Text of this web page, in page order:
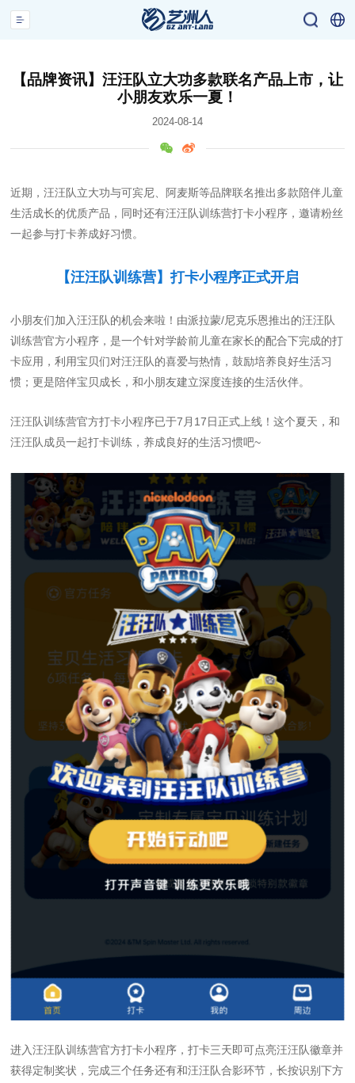
【品牌资讯】汪汪队立大功多款联名产品上市，让
小朋友欢乐一夏！
2024-08-14
近期，汪汪队立大功与可宾尼、阿麦斯等品牌联名推出多款陪伴儿童
生活成长的优质产品，同时还有汪汪队训练营打卡小程序，邀请粉丝
一起参与打卡养成好习惯。
【汪汪队训练营】打卡小程序正式开启
小朋友们加入汪汪队的机会来啦！由派拉蒙/尼克乐恩推出的汪汪队
训练营官方小程序，是一个针对学龄前儿童在家长的配合下完成的打
卡应用，利用宝贝们对汪汪队的喜爱与热情，鼓励培养良好生活习
惯；更是陪伴宝贝成长，和小朋友建立深度连接的生活伙伴。
汪汪队训练营官方打卡小程序已于7月17日正式上线！这个夏天，和
汪汪队成员一起打卡训练，养成良好的生活习惯吧~
进入汪汪队训练营官方打卡小程序，打卡三天即可点亮汪汪队徽章并
获得定制奖状，完成三个任务还有和汪汪队合影环节，长按识别下方